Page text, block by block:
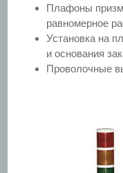
Плафоны
равномерное
Установка на
и основания
Проволочные